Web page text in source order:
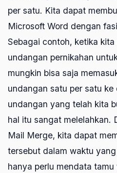
per satu. Kita dapat
Microsoft Word dengan
Sebagai contoh, ketika
undangan pernikahan
mungkin bisa saja
undangan satu per satu ke
undangan yang telah kita
hal itu sangat melelahkan.
Mail Merge, kita dapat
tersebut dalam waktu
hanya perlu mendata